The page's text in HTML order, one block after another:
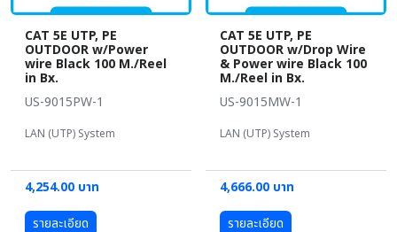
CAT 5E UTP, PE
OUTDOOR w/Power
wire Black 100 M./Reel
in Bx.
US-9015PW-1
LAN (UTP) System
4,254.00 บาท
รายละเอียด
CAT 5E UTP, PE
OUTDOOR w/Drop Wire
& Power wire Black 100
M./Reel in Bx.
US-9015MW-1
LAN (UTP) System
4,666.00 บาท
รายละเอียด